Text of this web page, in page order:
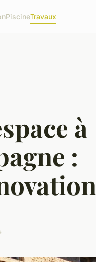
PiscineTravaux
à
: